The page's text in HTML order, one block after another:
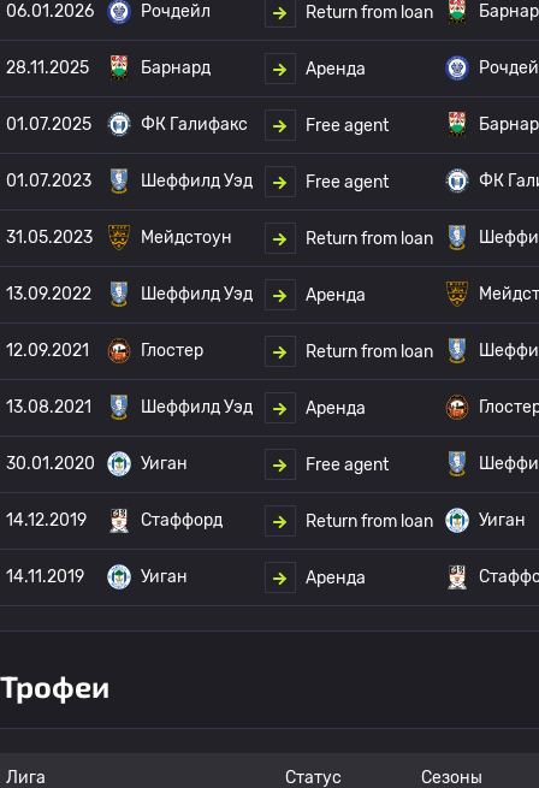
06.01.2026 Рочдейл Return from loan
28.11.2025 Барнард Аренда
01.07.2025 ФК Галифакс Free agent
01.07.2023 Шеффилд Уэд Free agent ФК
31.05.2023 Мейдстоун Return from loan
13.09.2022 Шеффилд Уэд Аренда
12.09.2021 Глостер Return from loan
13.08.2021 Шеффилд Уэд Аренда
30.01.2020 Уиган Free agent
14.12.2019 Стаффорд Return from loan Уиган
14.11.2019 Уиган Аренда
Трофеи
Лига Статус Сезоны